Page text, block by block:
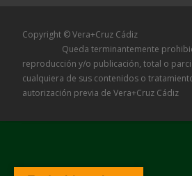
Copyright © Vera+Cruz Cádiz
Queda terminantemente
reproducción y/o publicación, total o
cualquiera de sus contenidos o
autorización previa de Vera+Cruz